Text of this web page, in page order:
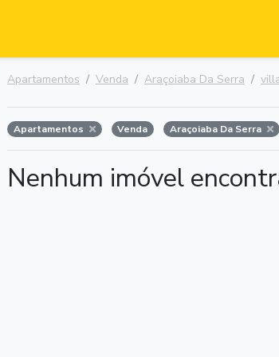
Apartamentos Venda Araçoiaba Da Serra
Apartamentos Venda Araçoiaba Da Serra
Nenhum imóvel